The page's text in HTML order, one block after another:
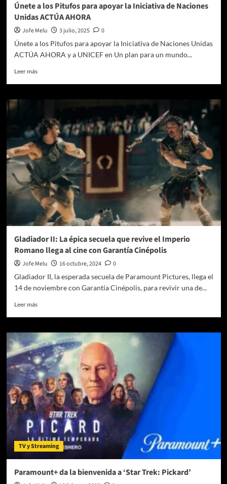
Únete a los Pitufos para apoyar la Iniciativa de Naciones
Unidas ACTÚA AHORA
Jofe Melu 3 julio, 2025
0
Únete a los Pitufos para apoyar la Iniciativa de Naciones Unidas
ACTÚA AHORA y a UNICEF en Un plan para un mundo...
Leer másLeer
los
Pitufos
para
apoyar
la
Iniciativa
de
Naciones
Unidas
ACTÚA
AHORA
Gladiador II: La épica secuela que revive el Imperio
Romano llega al cine con Garantía Cinépolis
Jofe Melu 16 octubre, 2024
0
Gladiador II, la esperada secuela de Paramount Pictures, llega el
14 de noviembre con Garantía Cinépolis, para revivir una de...
Leer másLeer
Gladiador
II:
La
épica
secuela
que
revive
el
Imperio
Romano
llega
al
cine
Cinépolis
TV y Streaming
Paramount+ da la bienvenida a ‘Star Trek: Pickard’